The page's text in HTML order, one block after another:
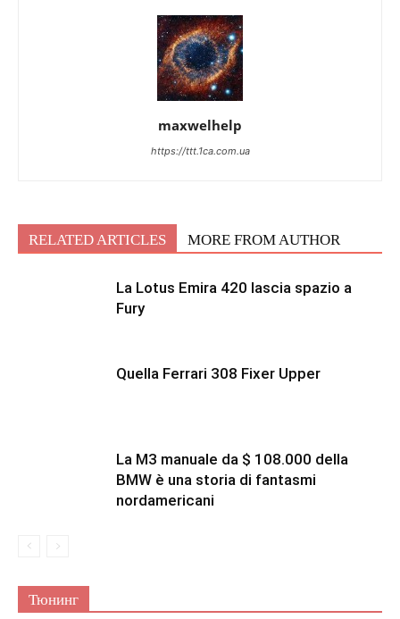
maxwelhelp
https://ttt.1ca.com.ua
RELATED ARTICLES MORE FROM AUTHOR
La Lotus Emira 420 lascia spazio a
Fury
Quella Ferrari 308 Fixer Upper
La M3 manuale da $ 108.000 della
BMW è una storia di fantasmi
nordamericani
Тюнинг